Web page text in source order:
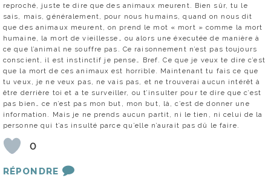
reproché, juste te dire que des animaux meurent. Bien sûr, tu le
sais, mais, généralement, pour nous humains, quand on nous dit
que des animaux meurent, on prend le mot « mort » comme la mort
humaine, la mort de vieillesse… ou alors une éxecutée de manière à
ce que l’animal ne souffre pas. Ce raisonnement n’est pas toujours
conscient, il est instinctif je pense… Bref. Ce que je veux te dire c’est
que la mort de ces animaux est horrible. Maintenant tu fais ce que
tu veux, je ne veux pas, ne vais pas, et ne trouverai aucun intérêt à
être derrière toi et a te surveiller, ou t’insulter pour te dire que c’est
pas bien… ce n’est pas mon but, mon but, là, c’est de donner une
information. Mais je ne prends aucun partit, ni le tien, ni celui de la
personne qui t’as insulté parce qu’elle n’aurait pas dû le faire.
0
RÉPONDRE